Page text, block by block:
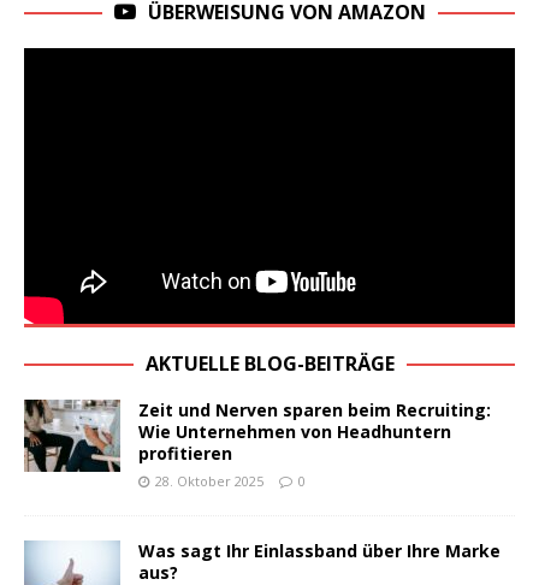
ÜBERWEISUNG VON AMAZON
AKTUELLE BLOG-BEITRÄGE
Zeit und Nerven sparen beim Recruiting:
Wie Unternehmen von Headhuntern
profitieren
28. Oktober 2025 0
Was sagt Ihr Einlassband über Ihre Marke
aus?